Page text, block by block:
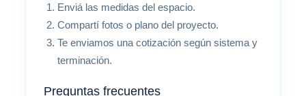
Enviá las medidas del espacio.
Compartí fotos o plano del proyecto.
Te enviamos una cotización según sistema y
terminación.
Preguntas frecuentes